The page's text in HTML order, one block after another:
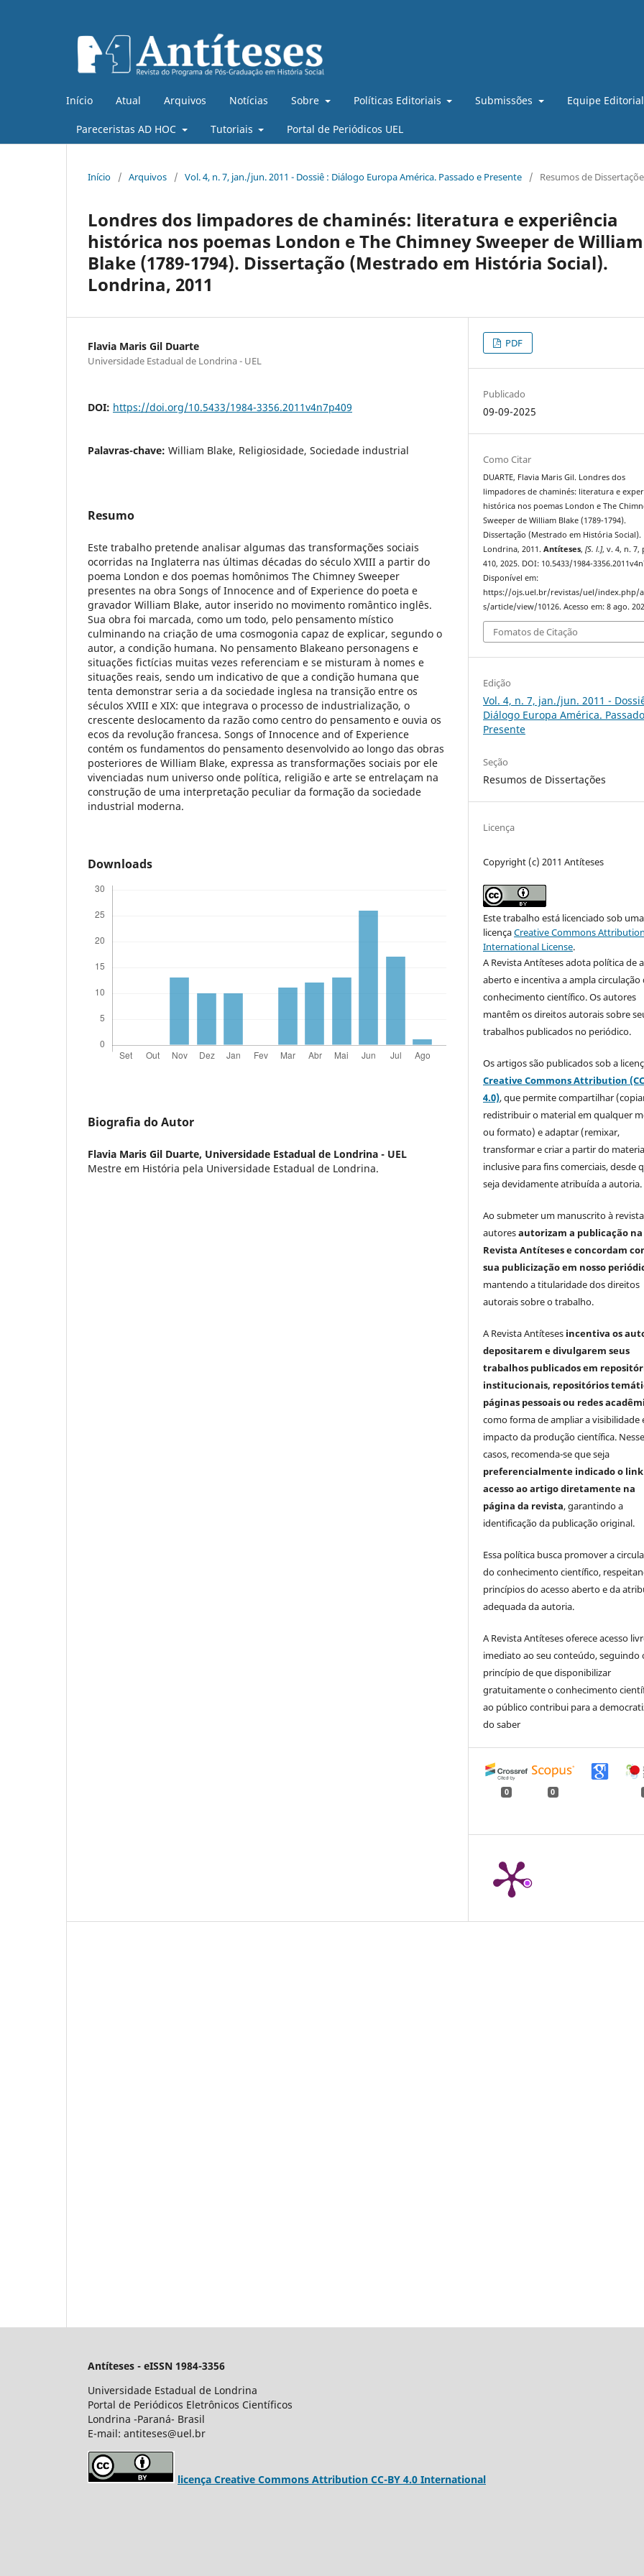
Início Atual Arquivos Notícias Sobre Políticas Editoriais Submissões Equipe Editorial
Pareceristas AD HOC Tutoriais Portal de Periódicos UEL
Início / Arquivos / Vol. 4, n. 7, jan./jun. 2011 - Dossiê : Diálogo Europa América. Passado e Presente / Resumos de
Londres dos limpadores de chaminés: literatura e experiência
histórica nos poemas London e The Chimney Sweeper de William
Blake (1789-1794). Dissertação (Mestrado em História Social).
Londrina, 2011
Flavia Maris Gil Duarte
Universidade Estadual de Londrina - UEL
DOI: https://doi.org/10.5433/1984-3356.2011v4n7p409
Palavras-chave: William Blake, Religiosidade, Sociedade industrial
Resumo
Este trabalho pretende analisar algumas das transformações sociais
ocorridas na Inglaterra nas últimas décadas do século XVIII a partir do
poema London e dos poemas homônimos The Chimney Sweeper
presentes na obra Songs of Innocence and of Experience do poeta e
gravador William Blake, autor inserido no movimento romântico inglês.
Sua obra foi marcada, como um todo, pelo pensamento místico
culminando na criação de uma cosmogonia capaz de explicar, segundo o
autor, a condição humana. No pensamento Blakeano personagens e
situações fictícias muitas vezes referenciam e se misturam à nomes e
situações reais, sendo um indicativo de que a condição humana que
tenta demonstrar seria a da sociedade inglesa na transição entre os
séculos XVIII e XIX: que integrava o processo de industrialização, o
crescente deslocamento da razão como centro do pensamento e ouvia os
ecos da revolução francesa. Songs of Innocence and of Experience
contém os fundamentos do pensamento desenvolvido ao longo das obras
posteriores de William Blake, expressa as transformações sociais por ele
vivenciadas num universo onde política, religião e arte se entrelaçam na
construção de uma interpretação peculiar da formação da sociedade
industrial moderna.
Downloads
Biografia do Autor
Flavia Maris Gil Duarte, Universidade Estadual de Londrina - UEL
Mestre em História pela Universidade Estadual de Londrina.
PDF
Publicado
09-09-2025
Como Citar
DUARTE, Flavia Maris Gil. Londres dos
limpadores de chaminés: literatura e
histórica nos poemas London e The
Sweeper de William Blake (1789-1794).
Dissertação (Mestrado em História Social).
Londrina, 2011.Antíteses,[S. l.], v. 4, n. 7,
410, 2025. DOI: 10.5433/1984-
Disponível em:
https://ojs.uel.br/revistas/uel/index.php/
s/article/view/10126. Acesso em: 8 ago.
Fomatos de Citação
Edição
Vol. 4, n. 7, jan./jun. 2011 -
Diálogo Europa América.
Presente
Seção
Resumos de Dissertações
Licença
Copyright (c) 2011 Antíteses
Este trabalho está licenciado sob uma
licençaCreative Commons
International License.
A Revista Antíteses adota política de
aberto e incentiva a ampla circulação
conhecimento científico. Os autores
mantêm os direitos autorais sobre
trabalhos publicados no periódico.
Os artigos são publicados sob a
Creative Commons Attribution
4.0), que permite compartilhar
redistribuir o material em qualquer
ou formato) e adaptar (remixar,
transformar e criar a partir do
inclusive para fins comerciais, desde
seja devidamente atribuída a autoria.
Ao submeter um manuscrito à
autoresautorizam a publicação na
Revista Antíteses e concordam
sua publicização em nosso
mantendo a titularidade dos direitos
autorais sobre o trabalho.
A Revista Antíteses incentiva os
depositarem e divulgarem seus
trabalhos publicados em
institucionais, repositórios
páginas pessoais ou redes
como forma de ampliar a visibilidade
impacto da produção científica.
casos, recomenda-se que seja
preferencialmente indicado o
acesso ao artigo diretamente na
página da revista, garantindo a
identificação da publicação original.
Essa política busca promover a
do conhecimento científico,
princípios do acesso aberto e da
adequada da autoria.
A Revista Antíteses oferece acesso
imediato ao seu conteúdo, seguindo
princípio de que disponibilizar
gratuitamente o conhecimento
ao público contribui para a
do saber
0 0
Antíteses - eISSN 1984-3356
Universidade Estadual de Londrina
Portal de Periódicos Eletrônicos Científicos
Londrina -Paraná- Brasil
E-mail: antiteses@uel.br
licença Creative Commons Attribution CC-BY 4.0 International